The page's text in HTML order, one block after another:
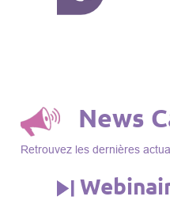
News
Retrouvez les dernières